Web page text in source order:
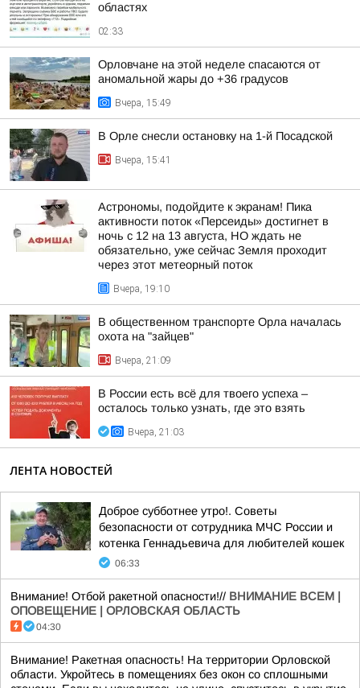
областях
02:33
Орловчане на этой неделе спасаются от
аномальной жары до +36 градусов
Вчера, 15:49
В Орле снесли остановку на 1-й Посадской
Вчера, 15:41
Астрономы, подойдите к экранам! Пика
активности поток «Персеиды» достигнет в
ночь с 12 на 13 августа, НО ждать не
обязательно, уже сейчас Земля проходит
через этот метеорный поток
Вчера, 19:10
В общественном транспорте Орла началась
охота на "зайцев"
Вчера, 21:09
В России есть всё для твоего успеха –
осталось только узнать, где это взять
Вчера, 21:03
ЛЕНТА НОВОСТЕЙ
Доброе субботнее утро!. Советы
безопасности от сотрудника МЧС России и
котенка Геннадьевича для любителей кошек
06:33
Внимание! Отбой ракетной опасности!// ВНИМАНИЕ ВСЕМ |
ОПОВЕЩЕНИЕ | ОРЛОВСКАЯ ОБЛАСТЬ
04:30
Внимание! Ракетная опасность! На территории Орловской
области. Укройтесь в помещениях без окон со сплошными